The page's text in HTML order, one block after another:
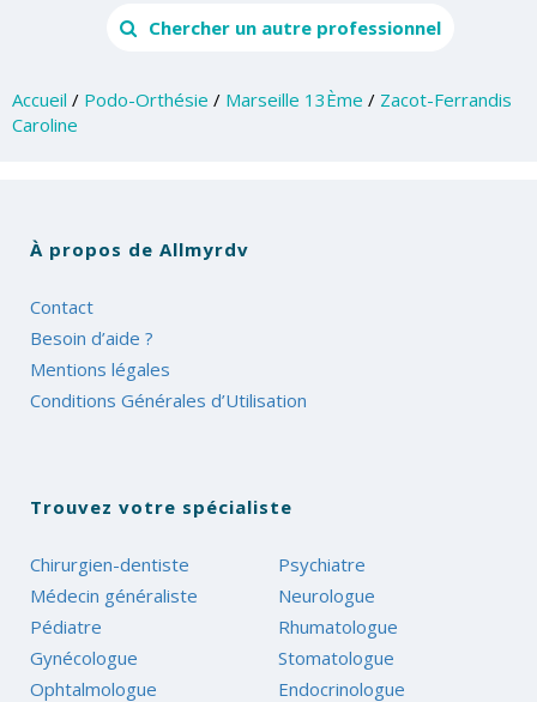
Chercher un autre professionnel
Accueil / Podo-Orthésie / Marseille 13Ème / Zacot-Ferrandis
Caroline
À propos de Allmyrdv
Contact
Besoin d’aide ?
Mentions légales
Conditions Générales d’Utilisation
Trouvez votre spécialiste
Chirurgien-dentiste
Médecin généraliste
Pédiatre
Gynécologue
Ophtalmologue
Psychiatre
Neurologue
Rhumatologue
Stomatologue
Endocrinologue